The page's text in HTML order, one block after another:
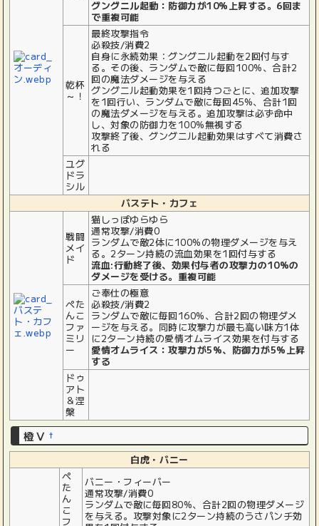
グングニル起動：防御力が10%上昇する。6回ま
で重複可能
乾杯
～！
最終攻撃指令
必殺技/消費2
自身に永続効果：グングニル起動を2回付与す
る。その後、ランダムで敵に毎回100%、合計2
回の魔法ダメージを与える
グングニル起動効果を1回持つごとに、追加攻撃
を1回行い、ランダムで敵に毎回45%、合計1回
の魔法ダメージを与える。追加攻撃は必ず命中
し、対象の防御力を100%無視する
攻撃終了後、グングニル起動効果はすべて消費さ
れる
ユグ
ドラ
シル
バステト・カフェ
戦闘
メイ
ド
猫しっぽゆらゆら
通常攻撃/消費0
ランダムで敵2体に100%の物理ダメージを与え
る。2ターン持続の流血効果を1回付与する
流血:行動終了後、効果付与者の攻撃力の10%の
ダメージを受ける。重複可能
ぺた
んこ
ファ
ミリ
ー
ご奉仕の極意
必殺技/消費2
ランダムで敵に毎回160%、合計2回の物理ダメ
ージを与える。同時に攻撃力が最も高い味方1体
に2ターン持続の愛情オムライス効果を付与する
愛情オムライス：攻撃力が5%、防御力が5%上昇
する
ドゥ
アト
＆涅
槃
橙Ⅴ †
白虎・バニー
ぺ
た
ん
こ
フ
バニー・フィーバー
通常攻撃/消費0
ランダムで敵に毎回80%、合計2回の物理ダメージ
を与える。攻撃対象に2ターン持続のうさパンチ効